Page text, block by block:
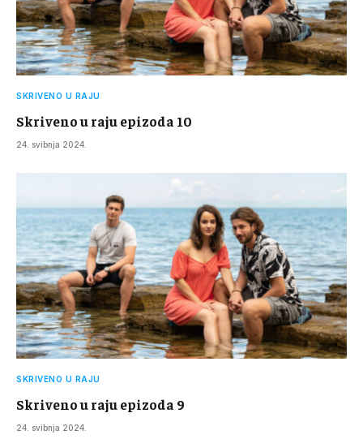
SKRIVENO U RAJU
Skriveno u raju epizoda 10
24. svibnja 2024.
SKRIVENO U RAJU
Skriveno u raju epizoda 9
24. svibnja 2024.